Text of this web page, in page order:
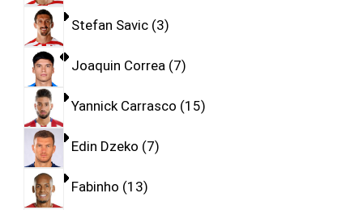
Stefan Savic 3
Joaquin Correa 7
Yannick Carrasco 15
Edin Dzeko 7
Fabinho 13